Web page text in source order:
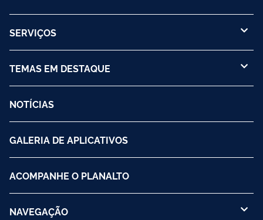
SERVIÇOS
TEMAS EM DESTAQUE
NOTÍCIAS
GALERIA DE APLICATIVOS
ACOMPANHE O PLANALTO
NAVEGAÇÃO